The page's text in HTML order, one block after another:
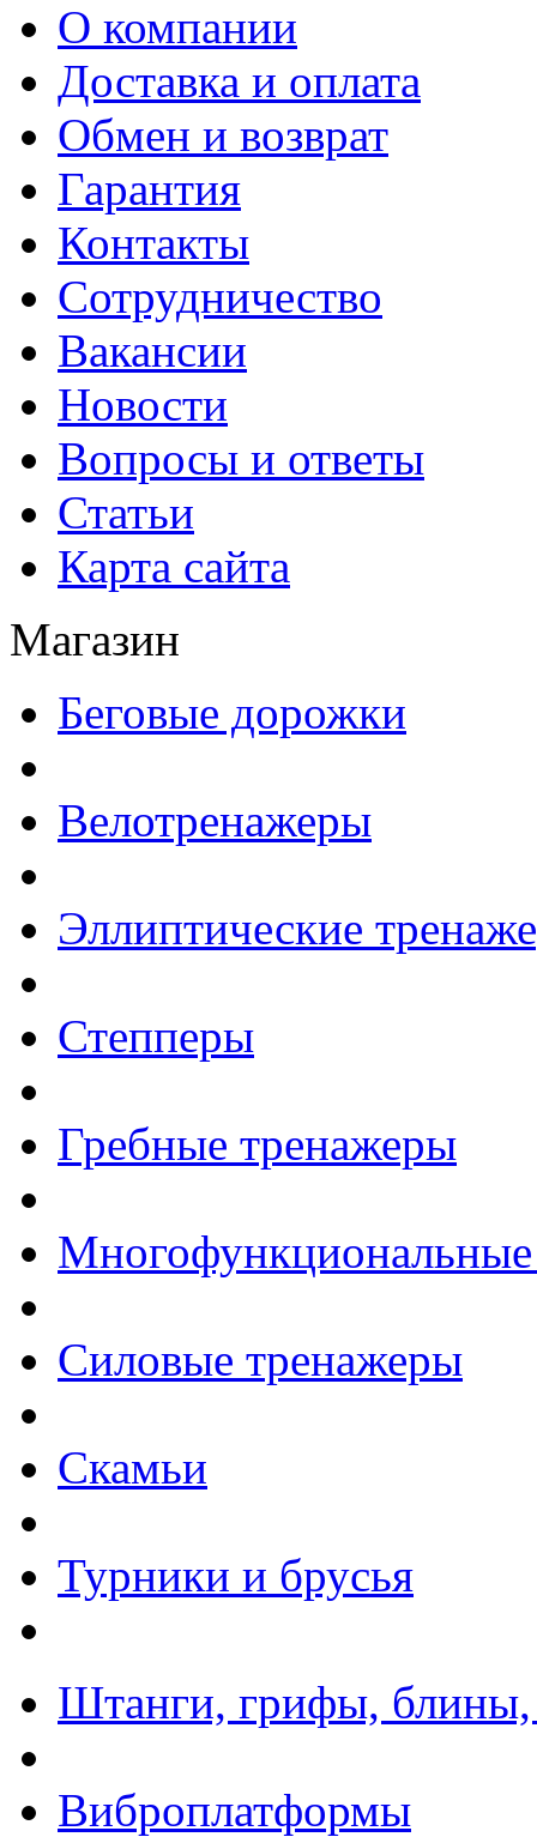
О компании
Доставка и оплата
Обмен и возврат
Гарантия
Контакты
Сотрудничество
Вакансии
Новости
Вопросы и ответы
Статьи
Карта сайта
Магазин
Беговые дорожки
Велотренажеры
Эллиптические
Степперы
Гребные тренажеры
Силовые тренажеры
Скамьи
Турники и брусья
Штанги, грифы, блины,
Виброплатформы